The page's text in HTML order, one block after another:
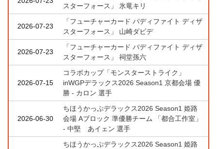
スターフォース」 氷竜キリ
2026-07-23
「フューチャーカード バディファイト ディザ
スターフォース」 山崎ダビデ
2026-07-23
「フューチャーカード バディファイト ディザ
スターフォース」 祠堂孫六
2026-07-15
コラボカップ「モンスターストライク」
inWGPデラックス2026 Season1 京都会場 優
勝 - カロン 選手
2026-06-30
ちほうかっぷデラックス2026 Season1 姫路
会場 Aブロック 準優勝チーム 「都合工作室」
- 中堅 あイェン 選手
ちほうかっぷデラックス2026 Season1 姫路